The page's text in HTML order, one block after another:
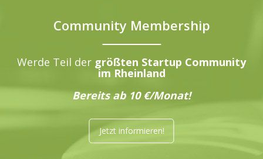
Community Membership
Werde Teil der größten Startup Community
im Rheinland
Bereits ab 10 €/Monat!
Jetzt informieren!